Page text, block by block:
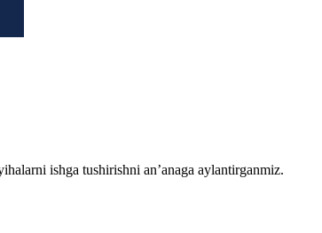
ishga tushirishni an’anaga aylantirganmiz.